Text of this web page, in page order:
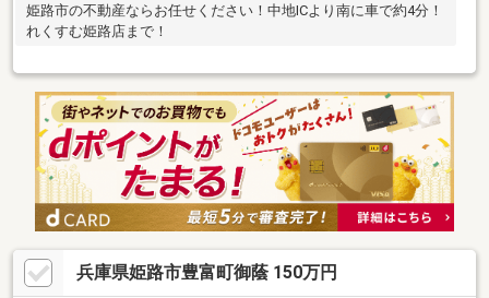
姫路市の不動産ならお任せください！中地ICより南に車で約4分！
れくすむ姫路店まで！
兵庫県姫路市豊富町御蔭 150万円